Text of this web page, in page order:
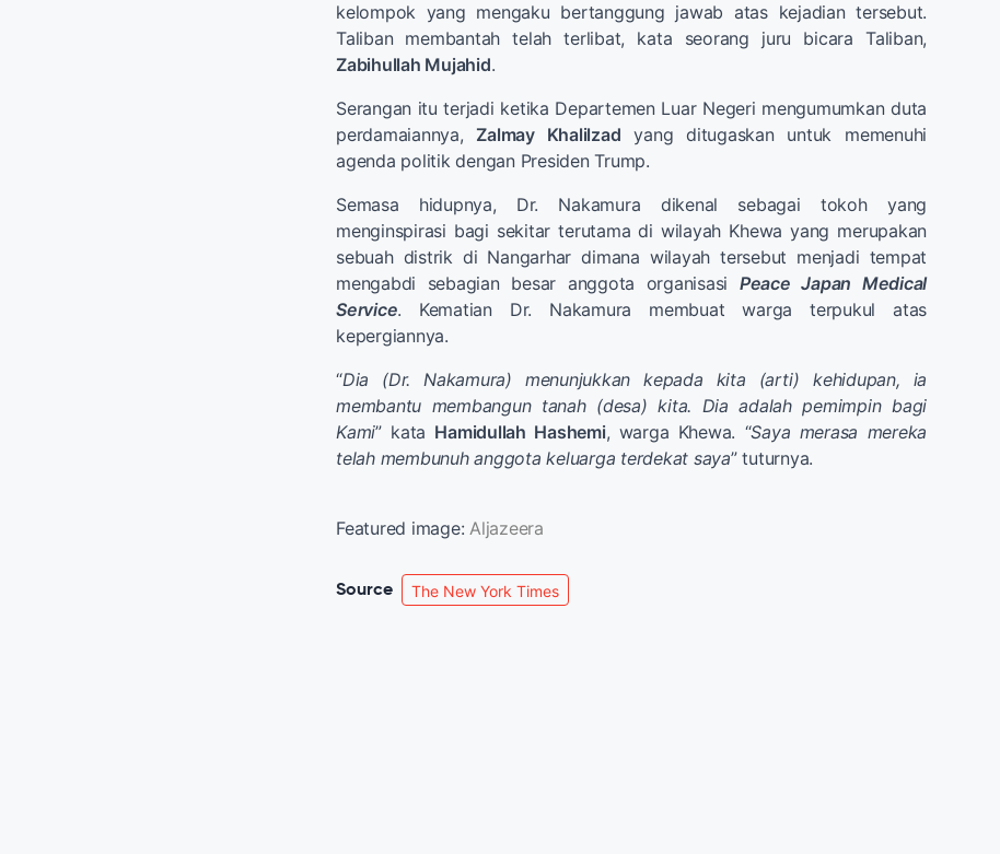
kelompok yang mengaku bertanggung jawab atas kejadian tersebut.
Taliban membantah telah terlibat, kata seorang juru bicara Taliban,
Zabihullah Mujahid.
Serangan itu terjadi ketika Departemen Luar Negeri mengumumkan duta
perdamaiannya, Zalmay Khalilzad yang ditugaskan untuk memenuhi
agenda politik dengan Presiden Trump.
Semasa hidupnya, Dr. Nakamura dikenal sebagai tokoh yang
menginspirasi bagi sekitar terutama di wilayah Khewa yang merupakan
sebuah distrik di Nangarhar dimana wilayah tersebut menjadi tempat
mengabdi sebagian besar anggota organisasi Peace Japan Medical
Service. Kematian Dr. Nakamura membuat warga terpukul atas
kepergiannya.
“Dia (Dr. Nakamura) menunjukkan kepada kita (arti) kehidupan, ia
membantu membangun tanah (desa) kita. Dia adalah pemimpin bagi
Kami” kata Hamidullah Hashemi, warga Khewa. “Saya merasa mereka
telah membunuh anggota keluarga terdekat saya” tuturnya.
Featured image: Aljazeera
Source The New York Times